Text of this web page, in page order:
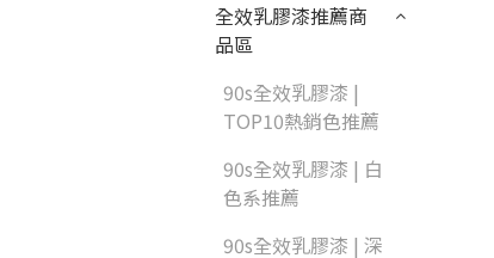
全效乳膠漆推薦商
品區
90s全效乳膠漆 |
TOP10熱銷色推薦
90s全效乳膠漆 | 白
色系推薦
90s全效乳膠漆 | 深